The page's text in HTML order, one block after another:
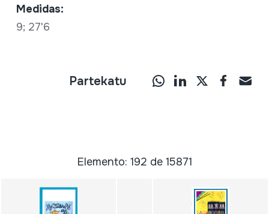
Medidas:
9; 27'6
Partekatu
Elemento: 192 de 15871